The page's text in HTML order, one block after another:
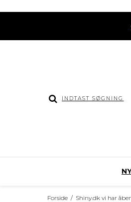
Forside / Shiny.dk vi har